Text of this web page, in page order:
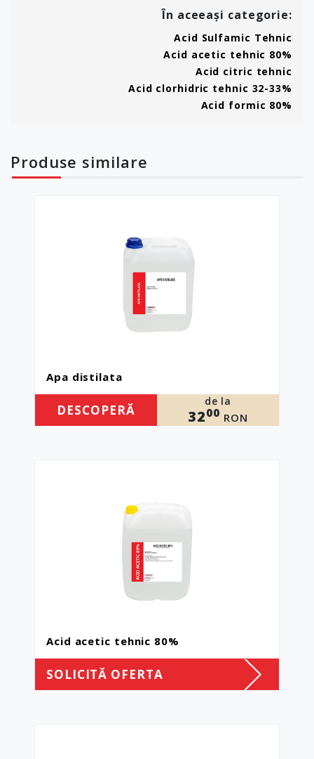
În aceeași categorie:
Acid Sulfamic Tehnic
Acid acetic tehnic 80%
Acid citric tehnic
Acid clorhidric tehnic 32-33%
Acid formic 80%
Produse similare
Apa distilata
DESCOPERĂ
de la
3200 RON
Acid acetic tehnic 80%
SOLICITĂ OFERTA